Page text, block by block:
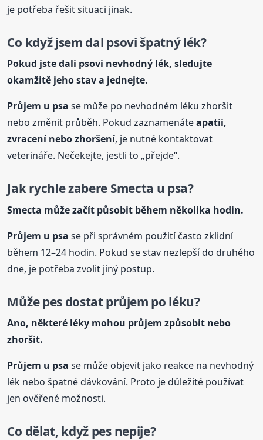
je potřeba řešit situaci jinak.
Co když jsem dal psovi špatný lék?
Pokud jste dali psovi nevhodný lék, sledujte
okamžitě jeho stav a jednejte.
Průjem u psa se může po nevhodném léku zhoršit
nebo změnit průběh. Pokud zaznamenáteapatii,
zvracení nebo zhoršení, je nutné kontaktovat
veterináře. Nečekejte, jestli to „přejde“.
Jak rychle zabere Smecta u psa?
Smecta může začít působit během několika hodin.
Průjem u psa se při správném použití často zklidní
během 12–24 hodin. Pokud se stav nezlepší do druhého
dne, je potřeba zvolit jiný postup.
Může pes dostat průjem po léku?
Ano, některé léky mohou průjem způsobit nebo
zhoršit.
Průjem u psa se může objevit jako reakce na nevhodný
lék nebo špatné dávkování. Proto je důležité používat
jen ověřené možnosti.
Co dělat, když pes nepije?